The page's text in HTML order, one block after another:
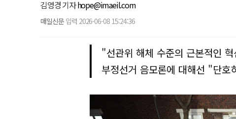
김영경 기자hope@imaeil.com
매일신문 입력 2026-06-08 15:24:36
"선관위 해체 수준의 근본적인
부정선거 음모론에 대해선 "단호